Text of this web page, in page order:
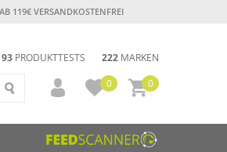
AB 119€ VERSANDKOSTENFREI
PRODUKTTESTS 222 MARKEN
0
0